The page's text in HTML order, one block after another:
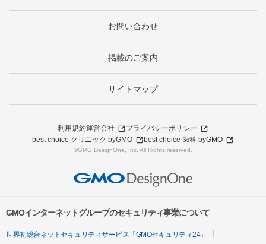
お問い合わせ
掲載のご案内
サイトマップ
利用規約運営会社
プライバシーポリシー
best choice クリニック byGMO
best choice 歯科 byGMO
©GMO DesignOne, Inc. All Rights reserved.
GMOインターネットグループのセキュリティ事業について
世界初総合ネットセキュリティサービス「GMOセキュリティ24」